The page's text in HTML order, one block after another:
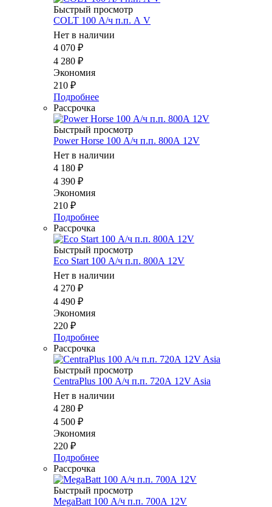
Быстрый просмотр
COLT 100 А/ч п.п. А V
Нет в наличии
4 070 ₽
4 280 ₽
Экономия
210 ₽
Подробнее
Рассрочка
Быстрый просмотр
Power Horse 100 А/ч п.п. 800А 12V
Нет в наличии
4 180 ₽
4 390 ₽
Экономия
210 ₽
Подробнее
Рассрочка
Быстрый просмотр
Eco Start 100 А/ч п.п. 800А 12V
Нет в наличии
4 270 ₽
4 490 ₽
Экономия
220 ₽
Подробнее
Рассрочка
Быстрый просмотр
CentraPlus 100 А/ч п.п. 720А 12V Asia
Нет в наличии
4 280 ₽
4 500 ₽
Экономия
220 ₽
Подробнее
Рассрочка
Быстрый просмотр
MegaBatt 100 А/ч п.п. 700А 12V